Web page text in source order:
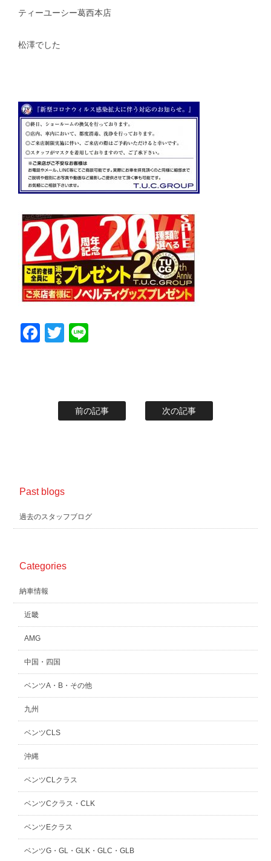
ティーユーシー葛西本店
松澤でした
Facebook
Twitter
前の記事 次の記事
Past blogs
過去のスタッフブログ
Categories
納車情報
近畿
AMG
中国・四国
ベンツA・B・その他
九州
ベンツCLS
沖縄
ベンツCLクラス
ベンツCクラス・CLK
ベンツEクラス
ベンツG・GL・GLK・GLC・GLB